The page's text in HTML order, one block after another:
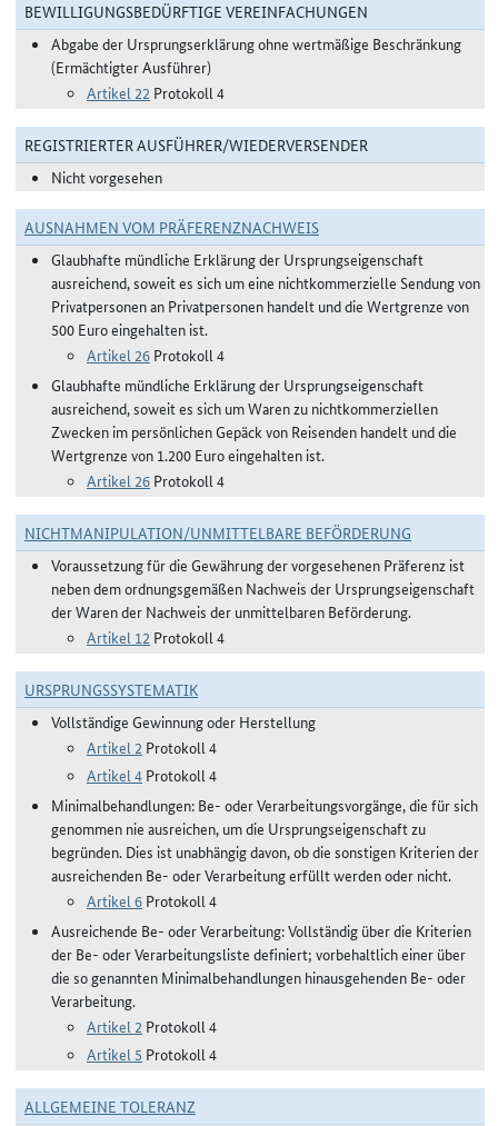
BEWILLIGUNGSBEDÜRFTIGE VEREINFACHUNGEN
Abgabe der Ursprungserklärung ohne wertmäßige Beschränkung
(Ermächtigter Ausführer)
Artikel 22 Protokoll 4
REGISTRIERTER AUSFÜHRER/WIEDERVERSENDER
Nicht vorgesehen
AUSNAHMEN VOM PRÄFERENZNACHWEIS
Glaubhafte mündliche Erklärung der Ursprungseigenschaft
ausreichend, soweit es sich um eine nichtkommerzielle Sendung von
Privatpersonen an Privatpersonen handelt und die Wertgrenze von
500 Euro eingehalten ist.
Artikel 26 Protokoll 4
Glaubhafte mündliche Erklärung der Ursprungseigenschaft
ausreichend, soweit es sich um Waren zu nichtkommerziellen
Zwecken im persönlichen Gepäck von Reisenden handelt und die
Wertgrenze von 1.200 Euro eingehalten ist.
Artikel 26 Protokoll 4
NICHTMANIPULATION/UNMITTELBARE BEFÖRDERUNG
Voraussetzung für die Gewährung der vorgesehenen Präferenz ist
neben dem ordnungsgemäßen Nachweis der Ursprungseigenschaft
der Waren der Nachweis der unmittelbaren Beförderung.
Artikel 12 Protokoll 4
URSPRUNGSSYSTEMATIK
Vollständige Gewinnung oder Herstellung
Artikel 2 Protokoll 4
Artikel 4 Protokoll 4
Minimalbehandlungen: Be- oder Verarbeitungsvorgänge, die für sich
genommen nie ausreichen, um die Ursprungseigenschaft zu
begründen. Dies ist unabhängig davon, ob die sonstigen Kriterien der
ausreichenden Be- oder Verarbeitung erfüllt werden oder nicht.
Artikel 6 Protokoll 4
Ausreichende Be- oder Verarbeitung: Vollständig über die Kriterien
der Be- oder Verarbeitungsliste definiert; vorbehaltlich einer über
die so genannten Minimalbehandlungen hinausgehenden Be- oder
Verarbeitung.
Artikel 2 Protokoll 4
Artikel 5 Protokoll 4
ALLGEMEINE TOLERANZ